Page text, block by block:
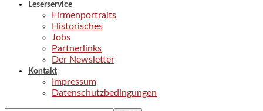
Leserservice
Firmenportraits
Historisches
Jobs
Partnerlinks
Der Newsletter
Kontakt
Impressum
Datenschutzbedingungen